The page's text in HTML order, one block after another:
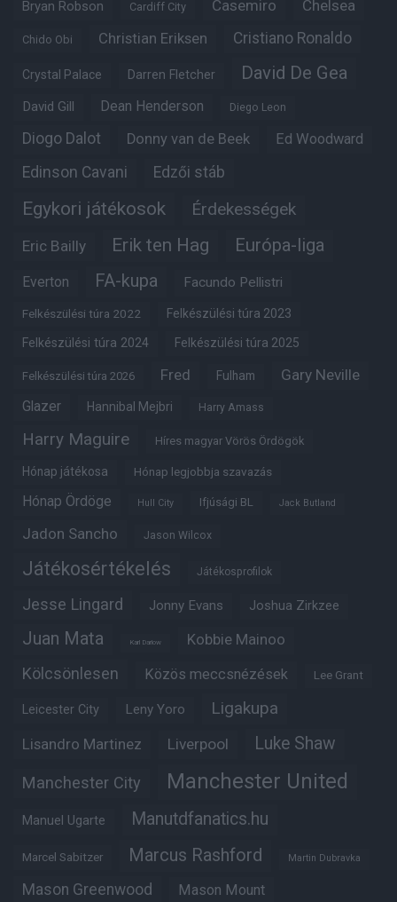
Bryan Robson Cardiff City Casemiro Chelsea
Chido Obi Christian Eriksen Cristiano Ronaldo
Crystal Palace Darren Fletcher David De Gea
David Gill Dean Henderson Diego Leon
Diogo Dalot Donny van de Beek Ed Woodward
Edinson Cavani Edzői stáb
Egykori játékosok Érdekességek
Eric Bailly Erik ten Hag Európa-liga
Everton FA-kupa Facundo Pellistri
Felkészülési túra 2022 Felkészülési túra 2023
Felkészülési túra 2024 Felkészülési túra 2025
Felkészülési túra 2026 Fred Fulham Gary Neville
Glazer Hannibal Mejbri Harry Amass
Harry Maguire Híres magyar Vörös Ördögök
Hónap játékosa Hónap legjobbja szavazás
Hónap Ördöge Hull City Ifjúsági BL Jack Butland
Jadon Sancho Jason Wilcox
Játékosértékelés Játékosprofilok
Jesse Lingard Jonny Evans Joshua Zirkzee
Juan Mata Karl Darlow Kobbie Mainoo
Kölcsönlesen Közös meccsnézések Lee Grant
Leicester City Leny Yoro Ligakupa
Lisandro Martinez Liverpool Luke Shaw
Manchester City Manchester United
Manuel Ugarte Manutdfanatics.hu
Marcel Sabitzer Marcus Rashford Martin Dubravka
Mason Greenwood Mason Mount